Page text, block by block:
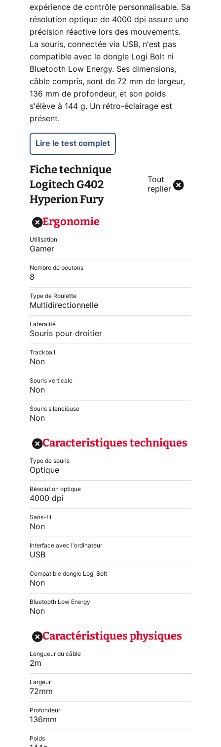
expérience de contrôle personnalisable. Sa
résolution optique de 4000 dpi assure une
précision réactive lors des mouvements.
La souris, connectée via USB, n'est pas
compatible avec le dongle Logi Bolt ni
Bluetooth Low Energy. Ses dimensions,
câble compris, sont de 72 mm de largeur,
136 mm de profondeur, et son poids
s'élève à 144 g. Un rétro-éclairage est
présent.
Lire le test complet
Fiche technique
Logitech G402
Hyperion Fury
Tout
replier
Ergonomie
Utilisation
Gamer
Nombre de boutons
8
Type de Roulette
Multidirectionnelle
Lateralité
Souris pour droitier
Trackball
Non
Souris verticale
Non
Souris silencieuse
Non
Caracteristiques techniques
Type de souris
Optique
Résolution optique
4000 dpi
Sans-fil
Non
Interface avec l'ordinateur
USB
Compatible dongle Logi Bolt
Non
Bluetooth Low Energy
Non
Caractéristiques physiques
Longueur du câble
2m
Largeur
72mm
Profondeur
136mm
Poids